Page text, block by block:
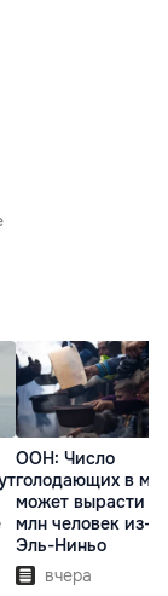
ООН: Число
голодающих в
может вырасти
млн человек из-за
Эль-Ниньо
вчера